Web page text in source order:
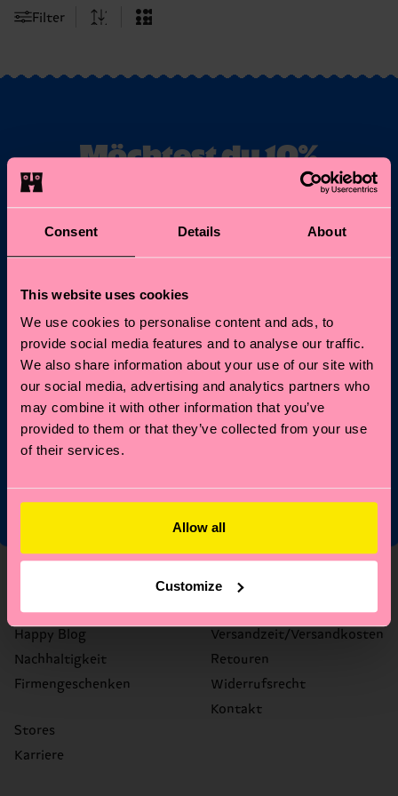
Consent Details About
This website uses cookies
We use cookies to personalise content and ads, to
provide social media features and to analyse our traffic.
We also share information about your use of our site with
our social media, advertising and analytics partners who
may combine it with other information that you’ve
provided to them or that they’ve collected from your use
of their services.
Allow all
Customize
Filter
Möchtest du 10%
Rabatt auf deine
erste Bestellung
erhalten?
Abonniere unseren Happy Socks Updates und erhalte
Angebote.
E-Mail
*Kann nicht mit anderen Angeboten, Limited/Special Editions
oder Sale Produkten kombiniert werden. Mit der Registrierung
Über uns
Happy Blog
Nachhaltigkeit
Firmengeschenken
Stores
Karriere
FAQ's
Versandzeit/Versandkosten
Retouren
Widerrufsrecht
Kontakt